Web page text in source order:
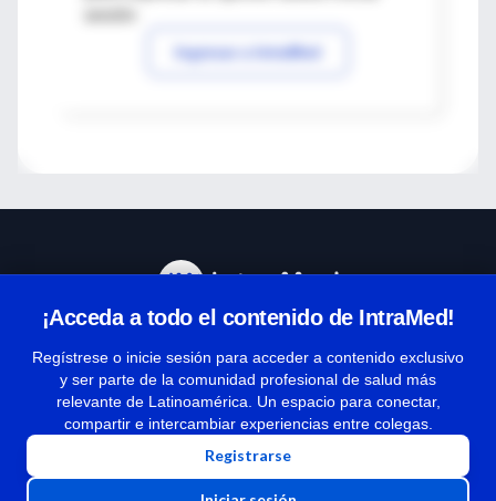
Ingresar a IntraMed
¡Acceda a todo el contenido de IntraMed!
Regístrese o inicie sesión para acceder a contenido exclusivo
y ser parte de la comunidad profesional de salud más
relevante de Latinoamérica. Un espacio para conectar,
compartir e intercambiar experiencias entre colegas.
Registrarse
Términos y condiciones
| Políticas de privacidad
| Todos los derechos reservados | Copyright 1997-2026